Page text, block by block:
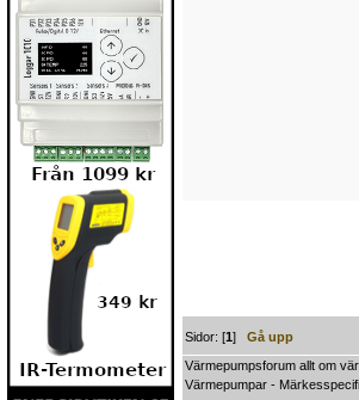
Sidor: [1]Gå upp
Värmepumpsforum allt om
Värmepumpar -